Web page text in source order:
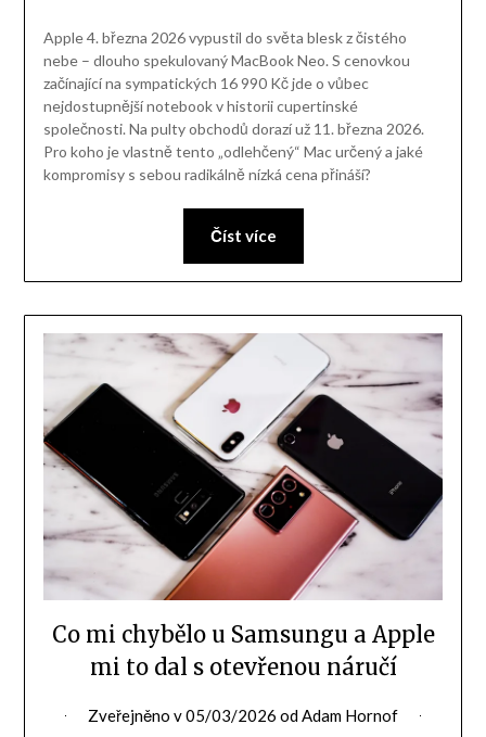
Apple 4. března 2026 vypustil do světa blesk z čistého
nebe – dlouho spekulovaný MacBook Neo. S cenovkou
začínající na sympatických 16 990 Kč jde o vůbec
nejdostupnější notebook v historii cupertinské
společnosti. Na pulty obchodů dorazí už 11. března 2026.
Pro koho je vlastně tento „odlehčený“ Mac určený a jaké
kompromisy s sebou radikálně nízká cena přináší?
Číst více
Co mi chybělo u Samsungu a Apple
mi to dal s otevřenou náručí
Zveřejněno v05/03/2026 odAdam Hornof